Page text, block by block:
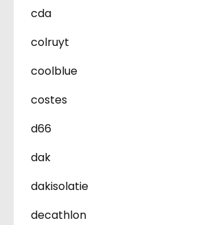
cda
colruyt
coolblue
costes
d66
dak
dakisolatie
decathlon